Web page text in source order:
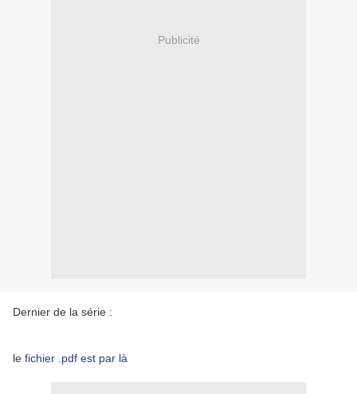
Publicité
Dernier de la série :
le fichier .pdf est par là